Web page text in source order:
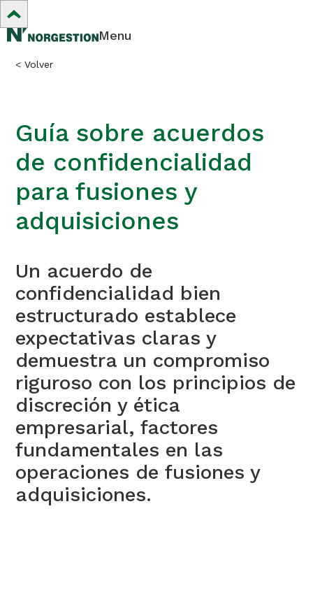
Menu
< Volver
Guía sobre acuerdos
de confidencialidad
para fusiones y
adquisiciones
Un acuerdo de
confidencialidad bien
estructurado establece
expectativas claras y
demuestra un compromiso
riguroso con los principios de
discreción y ética
empresarial, factores
fundamentales en las
operaciones de fusiones y
adquisiciones.‍